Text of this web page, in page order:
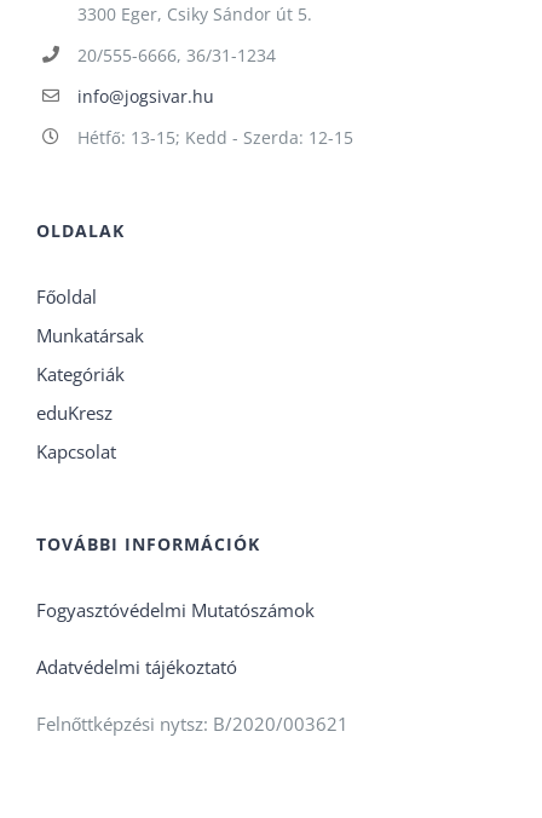
3300 Eger, Csiky Sándor út 5.
20/555-6666, 36/31-1234
info@jogsivar.hu
Hétfő: 13-15; Kedd - Szerda: 12-15
OLDALAK
Főoldal
Munkatársak
Kategóriák
eduKresz
Kapcsolat
TOVÁBBI INFORMÁCIÓK
Fogyasztóvédelmi Mutatószámok
Adatvédelmi tájékoztató
Felnőttképzési nytsz: B/2020/003621